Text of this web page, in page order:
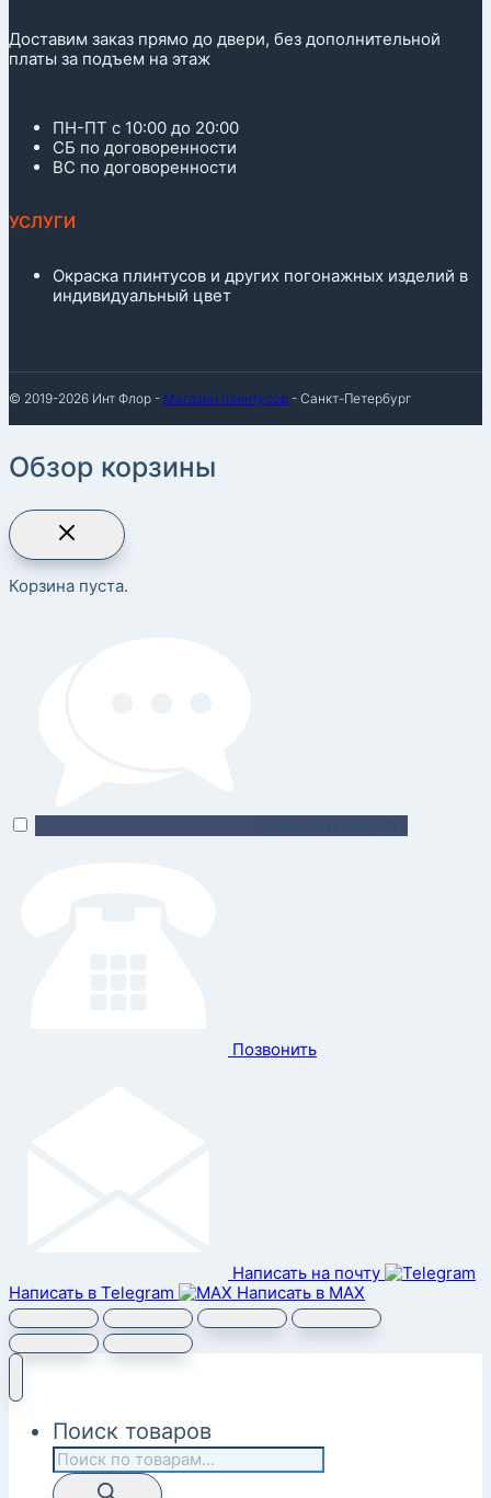
Доставим заказ прямо до двери, без дополнительной
платы за подъем на этаж
ПН-ПТ с 10:00 до 20:00
СБ по договоренности
ВС по договоренности
УСЛУГИ
Окраска плинтусов и других погонажных изделий в
индивидуальный цвет
© 2019-2026 Инт Флор - Магазин плинтусов - Санкт-Петербург
Обзор корзины
Корзина пуста.
Позвонить
Написать на почту
Написать в Telegram
Написать в MAX
Поиск товаров